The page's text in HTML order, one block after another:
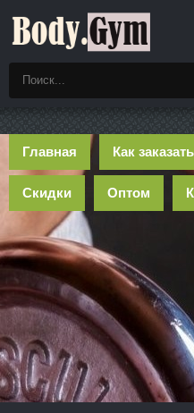
Главная Как
Скидки Оптом